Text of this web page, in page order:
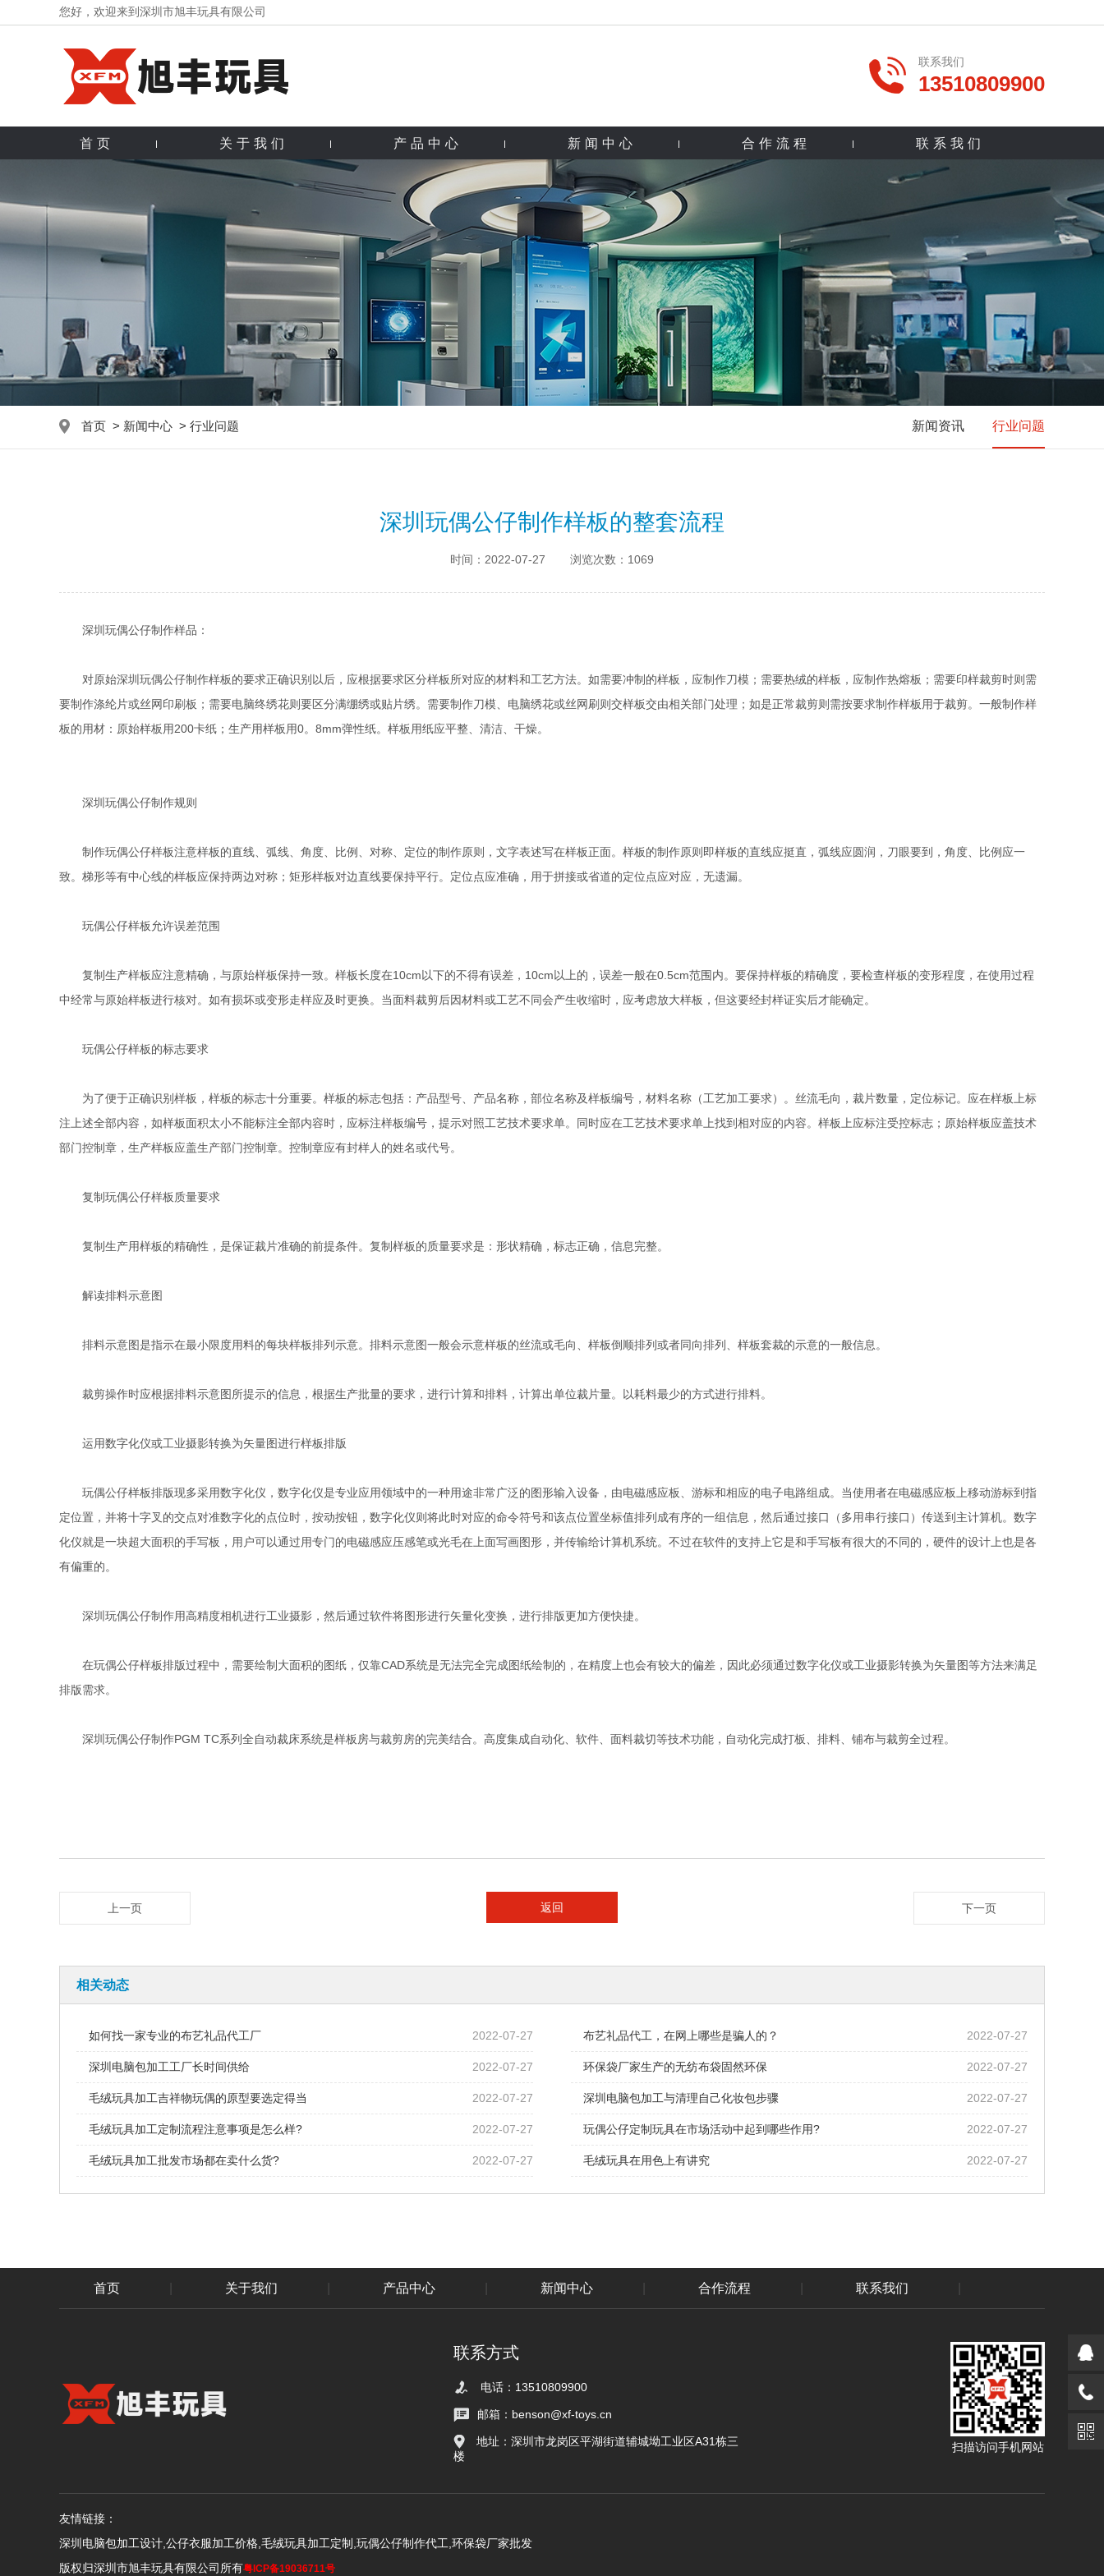
您好，欢迎来到深圳市旭丰玩具有限公司
联系我们
13510809900
首页 关于我们 产品中心 新闻中心 合作流程 联系我们
首页 > 新闻中心 > 行业问题 新闻资讯 行业问题
深圳玩偶公仔制作样板的整套流程
时间：2022-07-27 浏览次数：1069
深圳玩偶公仔制作样品：
对原始深圳玩偶公仔制作样板的要求正确识别以后，应根据要求区分样板所对应的材料和工艺方法。如需要冲制的样板，应制作刀模；需要热绒的样板，应制作热熔板；需要印样裁剪时则需
要制作涤纶片或丝网印刷板；需要电脑终绣花则要区分满绷绣或贴片绣。需要制作刀模、电脑绣花或丝网刷则交样板交由相关部门处理；如是正常裁剪则需按要求制作样板用于裁剪。一般制作样
板的用材：原始样板用200卡纸；生产用样板用0。8mm弹性纸。样板用纸应平整、清洁、干燥。
深圳玩偶公仔制作规则
制作玩偶公仔样板注意样板的直线、弧线、角度、比例、对称、定位的制作原则，文字表述写在样板正面。样板的制作原则即样板的直线应挺直，弧线应圆润，刀眼要到，角度、比例应一
致。梯形等有中心线的样板应保持两边对称；矩形样板对边直线要保持平行。定位点应准确，用于拼接或省道的定位点应对应，无遗漏。
玩偶公仔样板允许误差范围
复制生产样板应注意精确，与原始样板保持一致。样板长度在10cm以下的不得有误差，10cm以上的，误差一般在0.5cm范围内。要保持样板的精确度，要检查样板的变形程度，在使用过程
中经常与原始样板进行核对。如有损坏或变形走样应及时更换。当面料裁剪后因材料或工艺不同会产生收缩时，应考虑放大样板，但这要经封样证实后才能确定。
玩偶公仔样板的标志要求
为了便于正确识别样板，样板的标志十分重要。样板的标志包括：产品型号、产品名称，部位名称及样板编号，材料名称（工艺加工要求）。丝流毛向，裁片数量，定位标记。应在样板上标
注上述全部内容，如样板面积太小不能标注全部内容时，应标注样板编号，提示对照工艺技术要求单。同时应在工艺技术要求单上找到相对应的内容。样板上应标注受控标志；原始样板应盖技术
部门控制章，生产样板应盖生产部门控制章。控制章应有封样人的姓名或代号。
复制玩偶公仔样板质量要求
复制生产用样板的精确性，是保证裁片准确的前提条件。复制样板的质量要求是：形状精确，标志正确，信息完整。
解读排料示意图
排料示意图是指示在最小限度用料的每块样板排列示意。排料示意图一般会示意样板的丝流或毛向、样板倒顺排列或者同向排列、样板套裁的示意的一般信息。
裁剪操作时应根据排料示意图所提示的信息，根据生产批量的要求，进行计算和排料，计算出单位裁片量。以耗料最少的方式进行排料。
运用数字化仪或工业摄影转换为矢量图进行样板排版
玩偶公仔样板排版现多采用数字化仪，数字化仪是专业应用领域中的一种用途非常广泛的图形输入设备，由电磁感应板、游标和相应的电子电路组成。当使用者在电磁感应板上移动游标到指
定位置，并将十字叉的交点对准数字化的点位时，按动按钮，数字化仪则将此时对应的命令符号和该点位置坐标值排列成有序的一组信息，然后通过接口（多用串行接口）传送到主计算机。数字
化仪就是一块超大面积的手写板，用户可以通过用专门的电磁感应压感笔或光毛在上面写画图形，并传输给计算机系统。不过在软件的支持上它是和手写板有很大的不同的，硬件的设计上也是各
有偏重的。
深圳玩偶公仔制作用高精度相机进行工业摄影，然后通过软件将图形进行矢量化变换，进行排版更加方便快捷。
在玩偶公仔样板排版过程中，需要绘制大面积的图纸，仅靠CAD系统是无法完全完成图纸绘制的，在精度上也会有较大的偏差，因此必须通过数字化仪或工业摄影转换为矢量图等方法来满足
排版需求。
深圳玩偶公仔制作PGM TC系列全自动裁床系统是样板房与裁剪房的完美结合。高度集成自动化、软件、面料裁切等技术功能，自动化完成打板、排料、铺布与裁剪全过程。
上一页 返回 下一页
相关动态
2022-07-27
如何找一家专业的布艺礼品代工厂 2022-07-27
布艺礼品代工，在网上哪些是骗人的？
2022-07-27
深圳电脑包加工工厂长时间供给 2022-07-27
环保袋厂家生产的无纺布袋固然环保
2022-07-27
毛绒玩具加工吉祥物玩偶的原型要选定得当 2022-07-27
深圳电脑包加工与清理自己化妆包步骤
2022-07-27
毛绒玩具加工定制流程注意事项是怎么样? 2022-07-27
玩偶公仔定制玩具在市场活动中起到哪些作用?
2022-07-27
毛绒玩具加工批发市场都在卖什么货? 2022-07-27
毛绒玩具在用色上有讲究
首页 关于我们 产品中心 新闻中心 合作流程 联系我们
联系方式
电话：13510809900
邮箱：benson@xf-toys.cn
地址：深圳市龙岗区平湖街道辅城坳工业区A31栋三
楼
扫描访问手机网站
友情链接：
深圳电脑包加工设计,公仔衣服加工价格,毛绒玩具加工定制,玩偶公仔制作代工,环保袋厂家批发
版权归深圳市旭丰玩具有限公司所有粤ICP备19036711号